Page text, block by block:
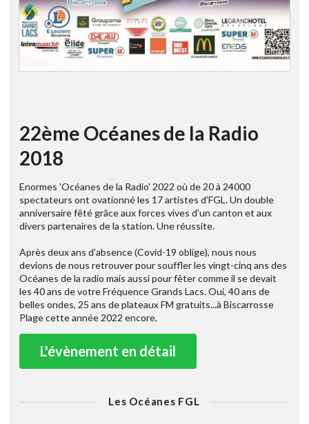
22ème Océanes de la Radio
2018
Enormes 'Océanes de la Radio' 2022 où de 20 à 24000
spectateurs ont ovationné les 17 artistes d'FGL. Un double
anniversaire fêté grâce aux forces vives d'un canton et aux
divers partenaires de la station. Une réussite.
Après deux ans d’absence (Covid-19 oblige), nous nous
devions de nous retrouver pour souffler les vingt-cinq ans des
Océanes de la radio mais aussi pour fêter comme il se devait
les 40 ans de votre Fréquence Grands Lacs. Oui, 40 ans de
belles ondes, 25 ans de plateaux FM gratuits...à Biscarrosse
Plage cette année 2022 encore.
L'évènement en détail
Les Océanes FGL